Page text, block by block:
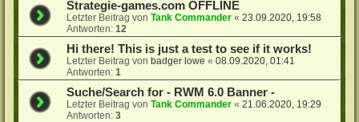
Strategie-games.com OFFLINE
Letzter Beitrag vonTank Commander «23.09.2020, 19:58
Antworten:12
Hi there! This is just a test to see if it works!
Letzter Beitrag vonbadger lowe «08.09.2020, 01:41
Antworten:1
Suche/Search for - RWM 6.0 Banner -
Letzter Beitrag vonTank Commander «21.06.2020, 19:29
Antworten:3